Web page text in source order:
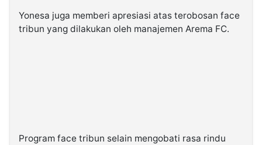
Yonesa juga memberi apresiasi atas terobosan face
tribun yang dilakukan oleh manajemen Arema FC.
Program face tribun selain mengobati rasa rindu